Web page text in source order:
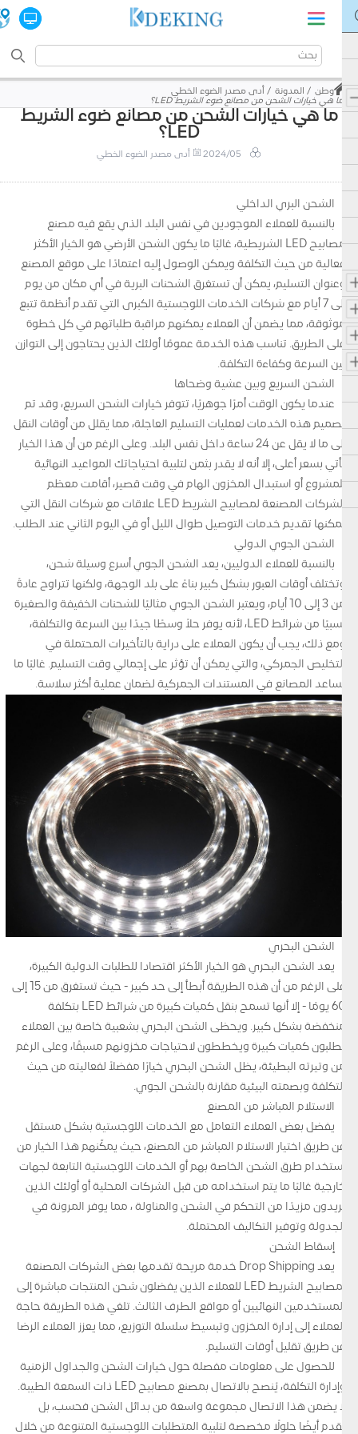
وطن المدونة
أدى مصدر الضوء الخطي
ما هي خيارات الشحن من مصانع ضوء الشريط LED؟
ما هي خيارات الشحن من مصانع ضوء الشريط
LED؟
2024/05 أدى مصدر الضوء الخطي
الشحن البري الداخلي
بالنسبة للعملاء الموجودين في نفس البلد الذي يقع فيه مصنع
مصابيح LED الشريطية، غالبًا ما يكون الشحن الأرضي هو الخيار الأكثر
فعالية من حيث التكلفة ويمكن الوصول إليه اعتمادًا على موقع المصنع
وعنوان التسليم، يمكن أن تستغرق الشحنات البرية في أي مكان من يوم
إلى 7 أيام مع شركات الخدمات اللوجستية الكبرى التي تقدم أنظمة تتبع
موثوقة، مما يضمن أن العملاء يمكنهم مراقبة طلباتهم في كل خطوة
على الطريق. تناسب هذه الخدمة عمومًا أولئك الذين يحتاجون إلى التوازن
بين السرعة وكفاءة التكلفة.
الشحن السريع وبين عشية وضحاها
عندما يكون الوقت أمرًا جوهريًا، تتوفر خيارات الشحن السريع، وقد تم
تصميم هذه الخدمات لعمليات التسليم العاجلة، مما يقلل من أوقات النقل
إلى ما لا يقل عن 24 ساعة داخل نفس البلد. وعلى الرغم من أن هذا الخيار
يأتي بسعر أعلى، إلا أنه لا يقدر بثمن لتلبية احتياجاتك المواعيد النهائية
للمشروع أو استبدال المخزون الهام في وقت قصير، أقامت معظم
الشركات المصنعة لمصابيح الشريط LED علاقات مع شركات النقل التي
يمكنها تقديم خدمات التوصيل طوال الليل أو في اليوم الثاني عند الطلب.
الشحن الجوي الدولي
بالنسبة للعملاء الدوليين، يعد الشحن الجوي أسرع وسيلة شحن،
وتختلف أوقات العبور بشكل كبير بناءً على بلد الوجهة، ولكنها تتراوح عادةً
من 3 إلى 10 أيام، ويعتبر الشحن الجوي مثاليًا للشحنات الخفيفة والصغيرة
نسبيًا من شرائط LED، لأنه يوفر حلاً وسطًا جيدًا بين السرعة والتكلفة،
ومع ذلك، يجب أن يكون العملاء على دراية بالتأخيرات المحتملة في
التخليص الجمركي، والتي يمكن أن تؤثر على إجمالي وقت التسليم. غالبًا ما
تساعد المصانع في المستندات الجمركية لضمان عملية أكثر سلاسة.
الشحن البحري
يعد الشحن البحري هو الخيار الأكثر اقتصادا للطلبات الدولية الكبيرة،
على الرغم من أن هذه الطريقة أبطأ إلى حد كبير - حيث تستغرق من 15 إلى
60 يومًا - إلا أنها تسمح بنقل كميات كبيرة من شرائط LED بتكلفة
منخفضة بشكل كبير. ويحظى الشحن البحري بشعبية خاصة بين العملاء
يطلبون كميات كبيرة ويخططون لاحتياجات مخزونهم مسبقًا، وعلى الرغم
من وتيرته البطيئة، يظل الشحن البحري خيارًا مفضلاً لفعاليته من حيث
التكلفة وبصمته البيئية مقارنة بالشحن الجوي.
الاستلام المباشر من المصنع
يفضل بعض العملاء التعامل مع الخدمات اللوجستية بشكل مستقل
عن طريق اختيار الاستلام المباشر من المصنع، حيث يمكّنهم هذا الخيار من
استخدام طرق الشحن الخاصة بهم أو الخدمات اللوجستية التابعة لجهات
خارجية غالبًا ما يتم استخدامه من قبل الشركات المحلية أو أولئك الذين
يريدون مزيدًا من التحكم في الشحن والمناولة ، مما يوفر المرونة في
الجدولة وتوفير التكاليف المحتملة.
إسقاط الشحن
يعد Drop Shipping خدمة مريحة تقدمها بعض الشركات المصنعة
لمصابيح الشريط LED للعملاء الذين يفضلون شحن المنتجات مباشرة إلى
المستخدمين النهائيين أو مواقع الطرف الثالث. تلغي هذه الطريقة حاجة
العملاء إلى إدارة المخزون وتبسيط سلسلة التوزيع، مما يعزز العملاء الرضا
عن طريق تقليل أوقات التسليم.
للحصول على معلومات مفصلة حول خيارات الشحن والجداول الزمنية
وإدارة التكلفة، يُنصح بالاتصال بمصنع مصابيح LED ذات السمعة الطيبة.
لا يضمن هذا الاتصال مجموعة واسعة من بدائل الشحن فحسب، بل
يقدم أيضًا حلولًا مخصصة لتلبية المتطلبات اللوجستية المتنوعة من خلال